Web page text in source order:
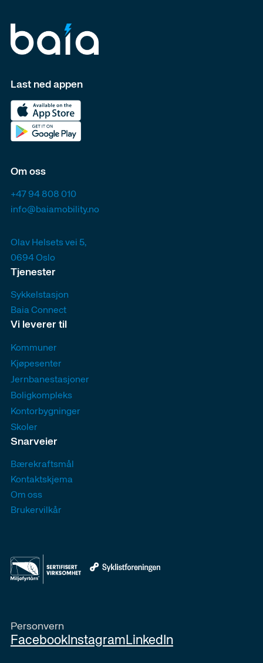
Last ned appen
Om oss
+47 94 808 010
info@baiamobility.no
Olav Helsets vei 5,
0694 Oslo
Tjenester
Sykkelstasjon
Baia Connect
Vi leverer til
Kommuner
Kjøpesenter
Jernbanestasjoner
Boligkompleks
Kontorbygninger
Skoler
Snarveier
Bærekraftsmål
Kontaktskjema
Om oss
Brukervilkår
Personvern
FacebookInstagramLinkedIn